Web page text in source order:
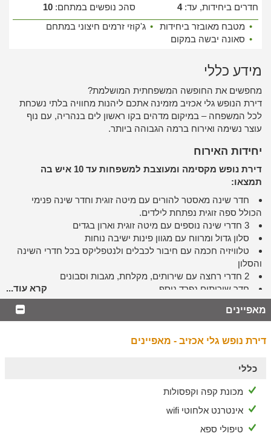
חדרים ביחידות, עד:4 סהכ נופשים במתחם: 10
• מטבח מאובזר ביחידות • ג'קוזי זרמים חיצוני במתחם
• סאונה יבשה במקום
מידע כללי
מחפשים את החופשה המשפחתית המושלמת?
דירת הנופש גלי אכזיב מזמינה אתכם ליהנות מחוויה בלתי נשכחת
לכל המשפחה – במיקום מדהים בקו ראשון לים בנהריה, עם נוף
עוצר נשימה ואירוח ברמה הגבוהה ביותר.
יחידות האירוח
דירת נופש מקסימה ומעוצבת למשפחות עד 10 איש בה
תמצאו:
חדר שינה מאסטר להורים עם מיטה זוגית וחדר שינה פנימי
הכולל ספה זוגית נפתחת לילדים.
3 חדרי שינה נוספים עם מיטה זוגית וארון בגדים
סלון גדול ומרווח עם מגוון פינות ישיבה נוחות
טלוויזיה חכמה עם חיבור לכבלים ולנטפליקס בכל חדרי השינה
והסלון
2 חדרי רחצה עם שירותים, מקלחת, מגבות וסבונים
חדר שירותים נפרד נוסף
מטבח מאובזר הכולל מכונת אספרסו וקפסולות, מקרר, כיריים,
תנור, מיקרוגל, כלי מטבח ומדיח כלים
מתחם החוץ
לים התיכון וכוללות:
סאונה יבשה ל-6 אנשים
סלון חיצוני מעוצב למשפחו
מטבח חיצוני מאובזר עם עמדת מנגל גז ופינת בר משפחתית
קרא עוד...
מאפיינים
דירת נופש גלי אכזיב - מאפיינים
כללי
מכונת קפה וקפסולות
אינטרנט אלחוטי wifi
טיפולי ספא